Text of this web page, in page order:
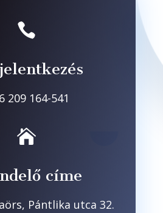

209 164-541

címe
Pántlika utca 32.